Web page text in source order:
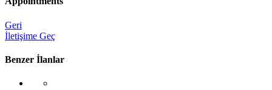
Geri
İletişime Geç
Benzer İlanlar